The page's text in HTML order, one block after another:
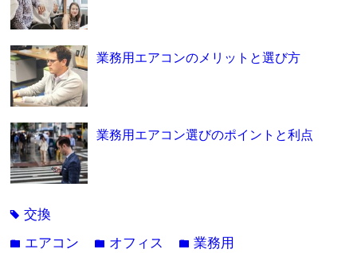
業務用エアコンのメリットと選び方
業務用エアコン選びのポイントと利点
tag交換
folder エアコン folder オフィス folder業務用